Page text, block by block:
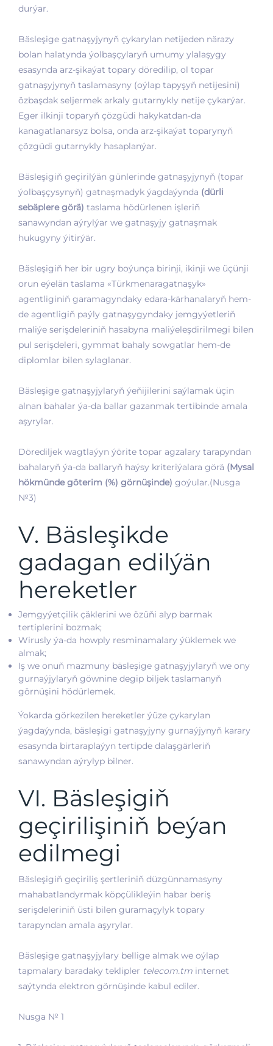
durýar.
Bäsleşige gatnaşyjynyň çykarylan netijeden närazy
bolan halatynda ýolbaşçylaryň umumy ylalaşygy
esasynda arz-şikaýat topary döredilip, ol topar
gatnaşyjynyň taslamasyny (oýlap tapyşyň netijesini)
özbaşdak seljermek arkaly gutarnykly netije çykarýar.
Eger ilkinji toparyň çözgüdi hakykatdan-da
kanagatlanarsyz bolsa, onda arz-şikaýat toparynyň
çözgüdi gutarnykly hasaplanýar.
Bäsleşigiň geçirilýän günlerinde gatnaşyjynyň (topar
ýolbaşçysynyň) gatnaşmadyk ýagdaýynda (dürli
sebäplere görä) taslama hödürlenen işleriň
sanawyndan aýrylýar we gatnaşyjy gatnaşmak
hukugyny ýitirýär.
Bäsleşigiň her bir ugry boýunça birinji, ikinji we üçünji
orun eýelän taslama «Türkmenaragatnaşyk»
agentliginiň garamagyndaky edara-kärhanalaryň hem-
de agentligiň paýly gatnaşygyndaky jemgyýetleriň
maliýe serişdeleriniň hasabyna maliýeleşdirilmegi bilen
pul serişdeleri, gymmat bahaly sowgatlar hem-de
diplomlar bilen sylaglanar.
Bäsleşige gatnaşyjylaryň ýeňijilerini saýlamak üçin
alnan bahalar ýa-da ballar gazanmak tertibinde amala
aşyrylar.
Dörediljek wagtlaýyn ýörite topar agzalary tarapyndan
bahalaryň ýa-da ballaryň haýsy kriteriýalara görä (Mysal
hökmünde göterim (%) görnüşinde) goýular.(Nusga
№3)
V. Bäsleşikde
gadagan edilýän
hereketler
Jemgyýetçilik çäklerini we özüňi alyp barmak
tertiplerini bozmak;
Wirusly ýa-da howply resminamalary ýüklemek we
almak;
Iş we onuň mazmuny bäsleşige gatnaşyjylaryň we ony
gurnaýjylaryň göwnine degip biljek taslamanyň
görnüşini hödürlemek.
Ýokarda görkezilen hereketler ýüze çykarylan
ýagdaýynda, bäsleşigi gatnaşyjyny gurnaýjynyň karary
esasynda birtaraplaýyn tertipde dalaşgärleriň
sanawyndan aýrylyp bilner.
VI. Bäsleşigiň
geçirilişiniň beýan
edilmegi
Bäsleşigiň geçiriliş şertleriniň düzgünnamasyny
mahabatlandyrmak köpçülikleýin habar beriş
serişdeleriniň üsti bilen guramaçylyk topary
tarapyndan amala aşyrylar.
Bäsleşige gatnaşyjylary bellige almak we oýlap
tapmalary baradaky teklipler telecom.tm internet
saýtynda elektron görnüşinde kabul ediler.
Nusga № 1